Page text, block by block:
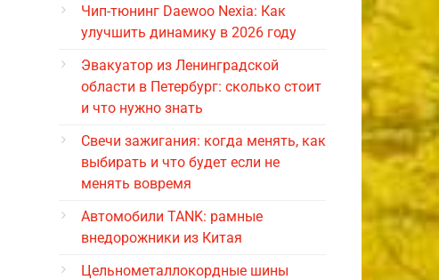
Чип-тюнинг Daewoo Nexia: Как
улучшить динамику в 2026 году
Эвакуатор из Ленинградской
области в Петербург: сколько стоит
и что нужно знать
Свечи зажигания: когда менять, как
выбирать и что будет если не
менять вовремя
Автомобили TANK: рамные
внедорожники из Китая
Цельнометаллокордные шины